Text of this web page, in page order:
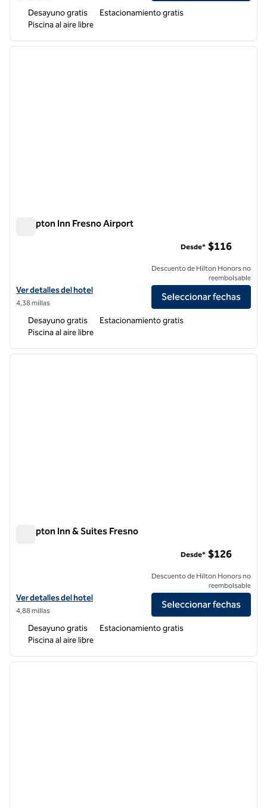
Desayuno gratis
Estacionamiento gratis
Piscina al aire libre
1 de 12
Hampton Inn Fresno Airport
Ver detalles del hotel Hampton Inn Fresno Airport
Ver detalles del hotel
4,38 millas
Desde* $116
Descuento de Hilton Honors no
reembolsable
Seleccionar fechas
Desayuno gratis
Estacionamiento gratis
Piscina al aire libre
1 de 12
Hampton Inn & Suites Fresno
Ver detalles del hotel Hampton Inn & Suites Fresno
Ver detalles del hotel
4,88 millas
Desde* $126
Descuento de Hilton Honors no
reembolsable
Seleccionar fechas
Desayuno gratis
Estacionamiento gratis
Piscina al aire libre
1 de 12